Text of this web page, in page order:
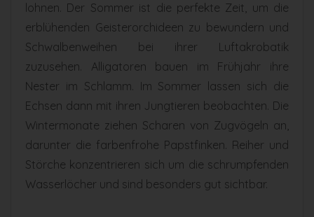
lohnen. Der Sommer ist die perfekte Zeit, um die
erblühenden Geisterorchideen zu bewundern und
Schwalbenweihen bei ihrer Luftakrobatik
zuzusehen. Alligatoren bauen im Frühjahr ihre
Nester im Schlamm. Im Sommer lassen sich die
Echsen dann mit ihren Jungtieren beobachten. Die
Wintermonate ziehen Scharen von Zugvögeln an,
darunter die farbenfrohe Papstfinken. Reiher und
Störche konzentrieren sich um die schrumpfenden
Wasserlöcher und sind besonders gut sichtbar.